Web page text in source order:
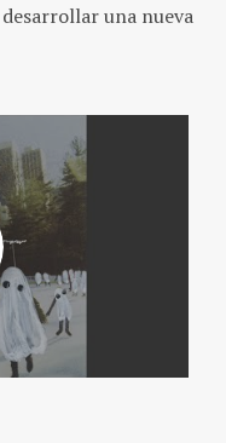
una nueva